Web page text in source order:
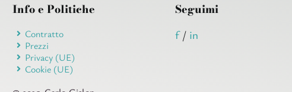
Info e Politiche
Contratto
Prezzi
Privacy (UE)
Cookie (UE)
Seguimi
f/ in